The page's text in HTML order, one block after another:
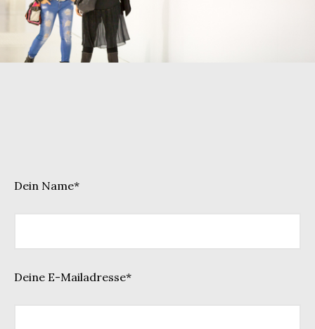
Dein Name*
Deine E-Mailadresse*